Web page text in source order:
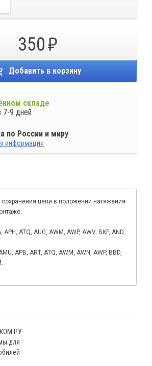
350
Добавить в корзину
складе
7-9 дней
по России и миру
информация
сохранения цепи в положении натяжения
ATQ, AUG, AWM, AWP, AWV, BKF, AND,
APB, ART, ATQ, AWM, AWN, AWP, BBD,
для